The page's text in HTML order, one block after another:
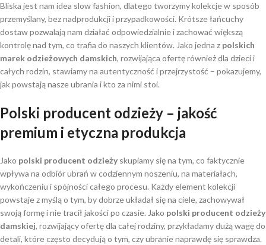
Bliska jest nam idea slow fashion, dlatego tworzymy kolekcje w sposób
przemyślany, bez nadprodukcji i przypadkowości. Krótsze łańcuchy
dostaw pozwalają nam działać odpowiedzialnie i zachować większą
kontrolę nad tym, co trafia do naszych klientów. Jako jedna z polskich
marek odzieżowych damskich, rozwijająca ofertę również dla dzieci i
całych rodzin, stawiamy na autentyczność i przejrzystość – pokazujemy,
jak powstają nasze ubrania i kto za nimi stoi.
Polski producent odzieży – jakość
premium i etyczna produkcja
Jako polski producent odzieży skupiamy się na tym, co faktycznie
wpływa na odbiór ubrań w codziennym noszeniu, na materiałach,
wykończeniu i spójności całego procesu. Każdy element kolekcji
powstaje z myślą o tym, by dobrze układał się na ciele, zachowywał
swoją formę i nie tracił jakości po czasie. Jako polski producent odzieży
damskiej, rozwijający ofertę dla całej rodziny, przykładamy dużą wagę do
detali, które często decydują o tym, czy ubranie naprawdę się sprawdza.